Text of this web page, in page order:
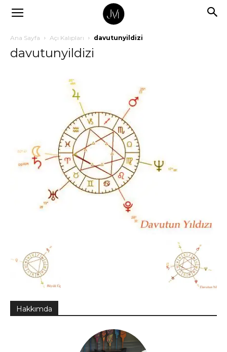
Ana Sayfa Açı Kalıpları davutunyildizi
davutunyildizi
Hakkımda